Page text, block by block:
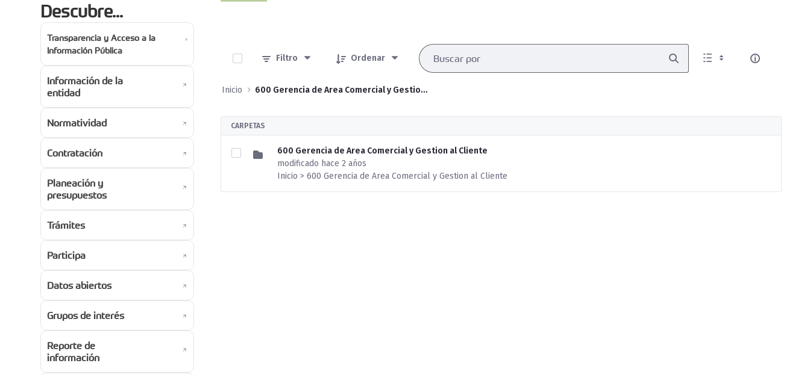
Descubre...
Transparencia y Acceso a la
Información Pública
Información de la
entidad
Normatividad
Contratación
Planeación y
presupuestos
Trámites
Participa
Datos abiertos
Grupos de interés
Reporte de
información
Filtro
Ordenar
Inicio 600 Gerencia de Area Comercial y Gestion al Cliente
CARPETAS
600 Gerencia de Area Comercial y Gestion al Cliente
modificado hace 2 años
Inicio > 600 Gerencia de Area Comercial y Gestion al Cliente